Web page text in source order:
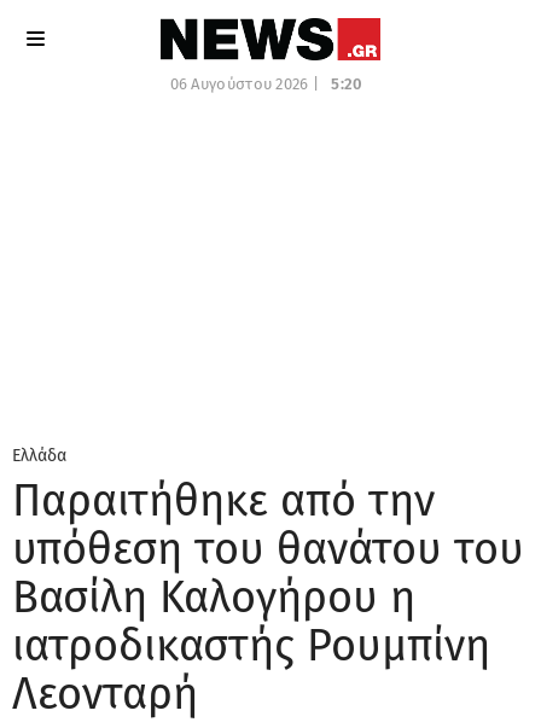
06 Αυγούστου 2026 | 5:20
Ελλάδα
Παραιτήθηκε από την
υπόθεση του θανάτου του
Βασίλη Καλογήρου η
ιατροδικαστής Ρουμπίνη
Λεονταρή